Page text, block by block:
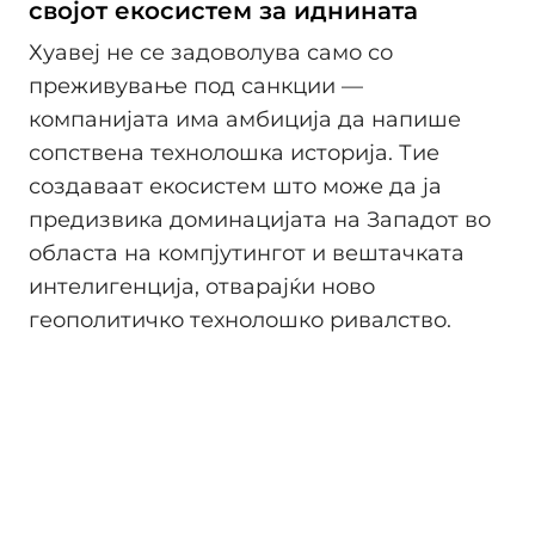
својот екосистем за иднината
Хуавеј не се задоволува само со
преживување под санкции —
компанијата има амбиција да напише
сопствена технолошка историја. Тие
создаваат екосистем што може да ја
предизвика доминацијата на Западот во
областа на компјутингот и вештачката
интелигенција, отварајќи ново
геополитичко технолошко ривалство.